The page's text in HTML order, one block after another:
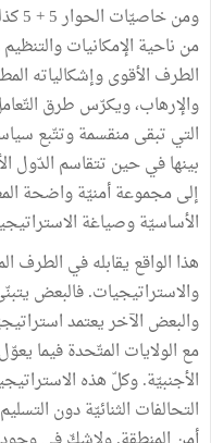
من ناحية الإمكانيات
الطرف الأقوى وإشكالياته
والإرهاب، ويكرّس طرق
التي تبقى منقسمة وتتّبع
بينها في حين تتقاسم الدّول
إلى مجموعة أمنيّة واضحة
الأساسيّة وصياغة
هذا الواقع يقابله في الطرف
والاستراتيجيات. فالبعض
والبعض الآخر يعتمد
مع الولايات المتّحدة فيما
الأجنبيّة. وكلّ هذه
التحالفات الثنائيّة دون